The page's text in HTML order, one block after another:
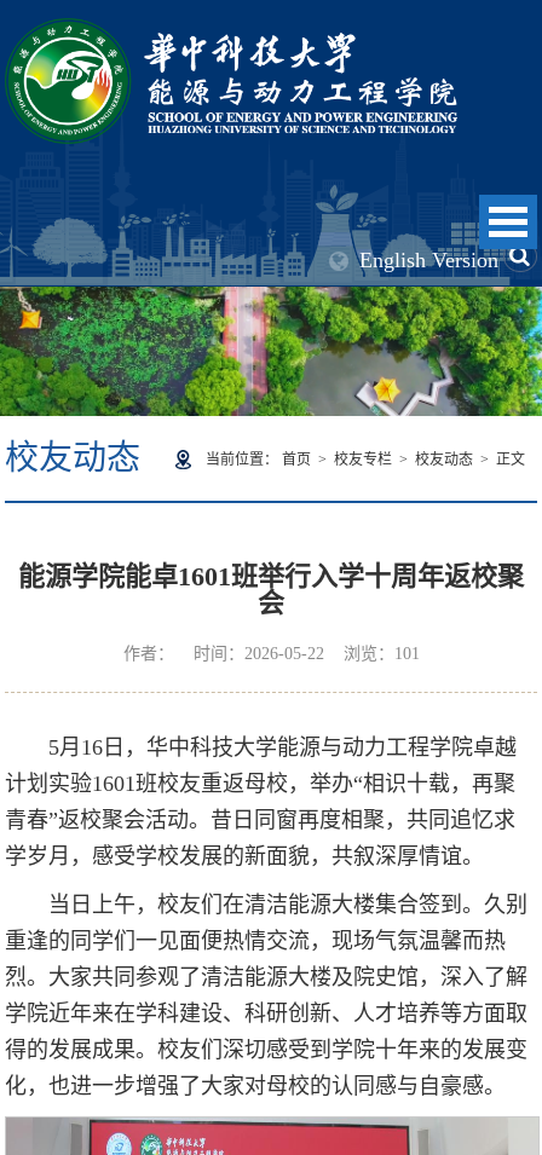
English Version
校友动态 当前位置： 首页 > 校友专栏> 校友动态> 正文
能源学院能卓1601班举行入学十周年返校聚
会
作者： 时间：2026-05-22 浏览： 101
5月16日，华中科技大学能源与动力工程学院卓越
计划实验1601班校友重返母校，举办“相识十载，再聚
青春”返校聚会活动。昔日同窗再度相聚，共同追忆求
学岁月，感受学校发展的新面貌，共叙深厚情谊。
当日上午，校友们在清洁能源大楼集合签到。久别
重逢的同学们一见面便热情交流，现场气氛温馨而热
烈。大家共同参观了清洁能源大楼及院史馆，深入了解
学院近年来在学科建设、科研创新、人才培养等方面取
得的发展成果。校友们深切感受到学院十年来的发展变
化，也进一步增强了大家对母校的认同感与自豪感。